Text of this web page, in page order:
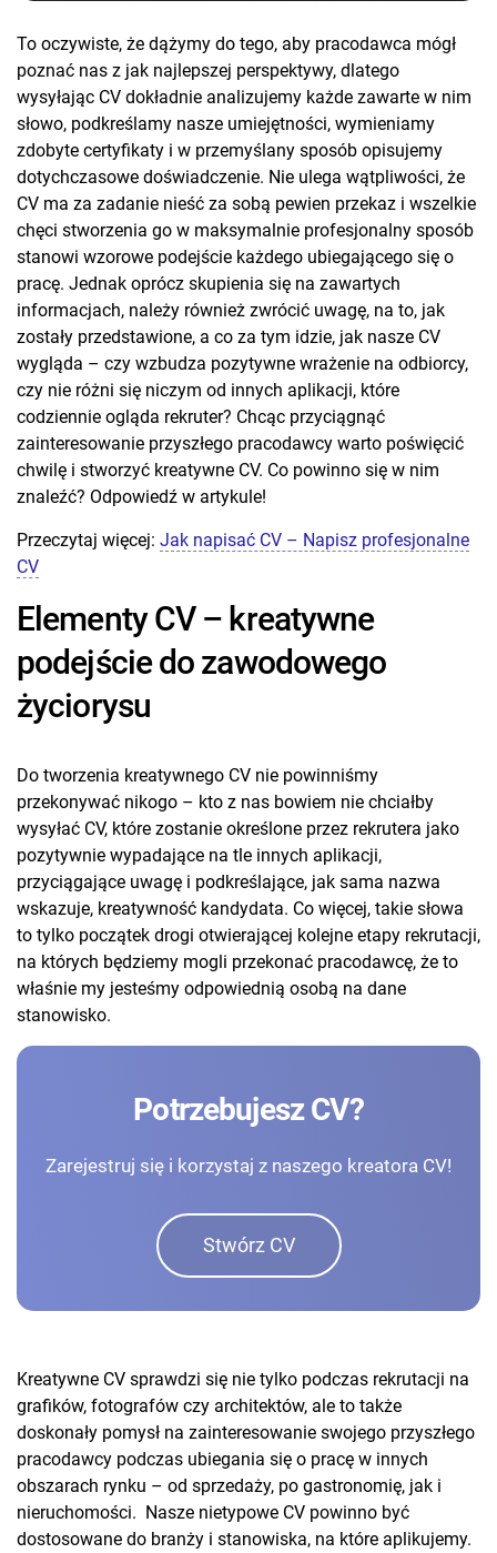
To oczywiste, że dążymy do tego, aby pracodawca mógł
poznać nas z jak najlepszej perspektywy, dlatego
wysyłając CV dokładnie analizujemy każde zawarte w nim
słowo, podkreślamy nasze umiejętności, wymieniamy
zdobyte certyfikaty i w przemyślany sposób opisujemy
dotychczasowe doświadczenie. Nie ulega wątpliwości, że
CV ma za zadanie nieść za sobą pewien przekaz i wszelkie
chęci stworzenia go w maksymalnie profesjonalny sposób
stanowi wzorowe podejście każdego ubiegającego się o
pracę. Jednak oprócz skupienia się na zawartych
informacjach, należy również zwrócić uwagę, na to, jak
zostały przedstawione, a co za tym idzie, jak nasze CV
wygląda – czy wzbudza pozytywne wrażenie na odbiorcy,
czy nie różni się niczym od innych aplikacji, które
codziennie ogląda rekruter? Chcąc przyciągnąć
zainteresowanie przyszłego pracodawcy warto poświęcić
chwilę i stworzyć kreatywne CV. Co powinno się w nim
znaleźć? Odpowiedź w artykule!
Przeczytaj więcej: Jak napisać CV – Napisz profesjonalne
CV
Elementy CV – kreatywne
podejście do zawodowego
życiorysu
Do tworzenia kreatywnego CV nie powinniśmy
przekonywać nikogo – kto z nas bowiem nie chciałby
wysyłać CV, które zostanie określone przez rekrutera jako
pozytywnie wypadające na tle innych aplikacji,
przyciągające uwagę i podkreślające, jak sama nazwa
wskazuje, kreatywność kandydata. Co więcej, takie słowa
to tylko początek drogi otwierającej kolejne etapy rekrutacji,
na których będziemy mogli przekonać pracodawcę, że to
właśnie my jesteśmy odpowiednią osobą na dane
stanowisko.
Potrzebujesz CV?
Zarejestruj się i korzystaj z naszego kreatora CV!
Stwórz CV
Kreatywne CV sprawdzi się nie tylko podczas rekrutacji na
grafików, fotografów czy architektów, ale to także
doskonały pomysł na zainteresowanie swojego przyszłego
pracodawcy podczas ubiegania się o pracę w innych
obszarach rynku – od sprzedaży, po gastronomię, jak i
nieruchomości. Nasze nietypowe CV powinno być
dostosowane do branży i stanowiska, na które aplikujemy.